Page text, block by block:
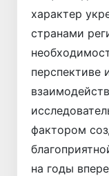
характер
странами
перспективе
фактором
на годы